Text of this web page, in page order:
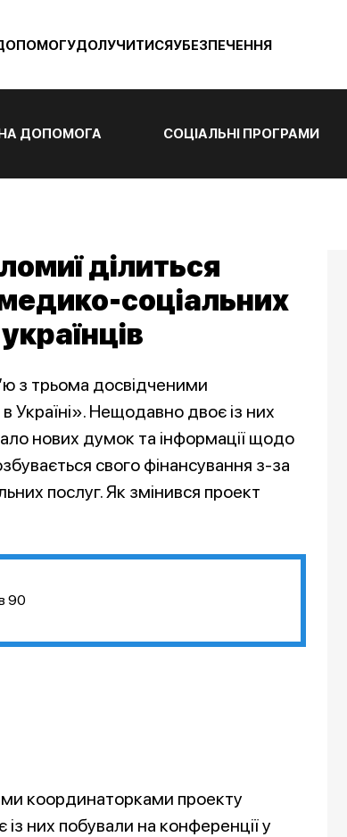
ДОЛУЧИТИСЯУБЕЗПЕЧЕННЯ
ДОПОМОГА СОЦІАЛЬНІ ПРОГРАМИ
ділиться
соціальних
з трьома досвідченими
Нещодавно двоє із них
нових думок та інформації щодо
свого фінансування з-за
послуг. Як змінився проект
90
координаторками проекту
них побували на конференції у